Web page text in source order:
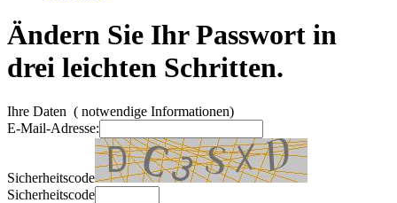
Ändern Sie Ihr Passwort in
drei leichten Schritten.
Ihre Daten ( notwendige Informationen)
E-Mail-Adresse:
Sicherheitscode
Sicherheitscode